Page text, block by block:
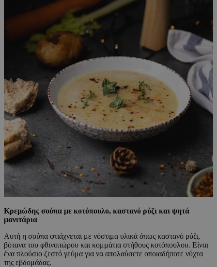
Κρεμώδης σούπα με κοτόπουλο, καστανό ρύζι και ψητά
μανιτάρια
Αυτή η σούπα φτιάχνεται με νόστιμα υλικά όπως καστανό ρύζι,
βότανα του φθινοπώρου και κομμάτια στήθους κοτόπουλου. Είναι
ένα πλούσιο ζεστό γεύμα για να απολαύσετε οποιαδήποτε νύχτα
της εβδομάδας.